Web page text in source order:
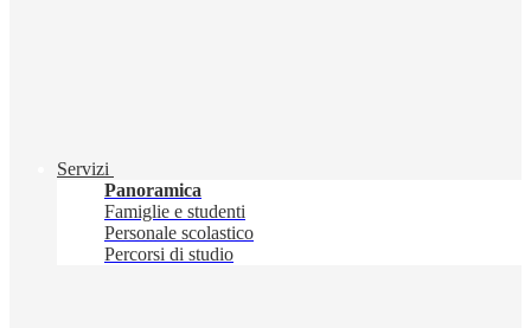
Servizi
Panoramica
Famiglie e studenti
Personale scolastico
Percorsi di studio